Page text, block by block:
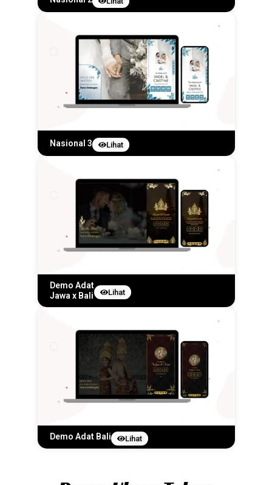
Nasional 3 Lihat
Demo Adat
Jawa x Bali
Lihat
Demo Adat Bali Lihat